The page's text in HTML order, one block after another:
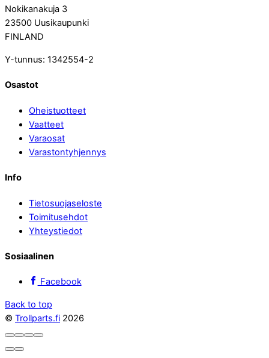
Nokikanakuja 3
23500 Uusikaupunki
FINLAND
Y-tunnus: 1342554-2
Osastot
Oheistuotteet
Vaatteet
Varaosat
Varastontyhjennys
Info
Tietosuojaseloste
Toimitusehdot
Yhteystiedot
Sosiaalinen
Facebook
Back to top
© Trollparts.fi 2026